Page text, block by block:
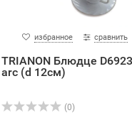
избранное сравнить
TRIANON Блюдце D6923
arc (d 12cм)
(0)